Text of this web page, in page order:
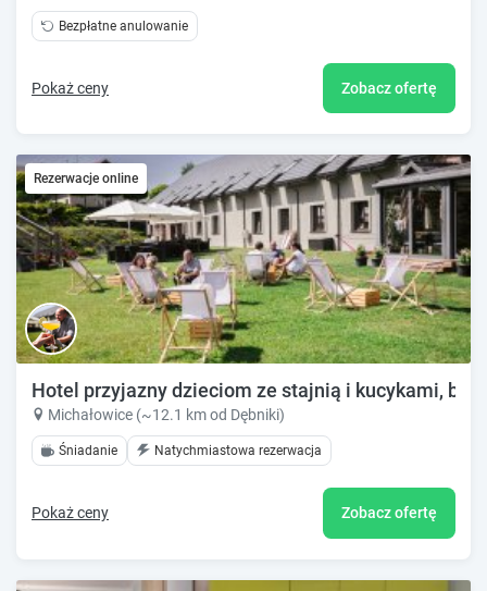
Bezpłatne anulowanie
Pokaż ceny Zobacz ofertę
Rezerwacje online
Hotel przyjazny dzieciom ze stajnią i kucykami,
Michałowice (~12.1 km od Dębniki)
Śniadanie Natychmiastowa rezerwacja
Pokaż ceny Zobacz ofertę